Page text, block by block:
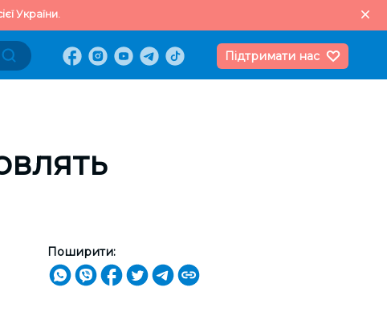
України.
Підтримати нас
Поширити: